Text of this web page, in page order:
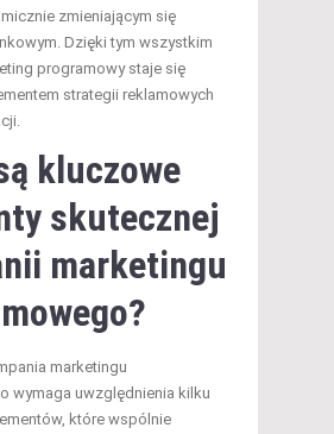
zmieniającym się
Dzięki tym wszystkim
programowy staje się
strategii reklamowych
kluczowe
skutecznej
marketingu
marketingu
wymaga uwzględnienia kilku
które wspólnie